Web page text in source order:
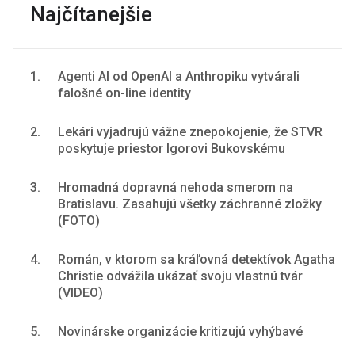
Najčítanejšie
1.
Agenti AI od OpenAI a Anthropiku vytvárali
falošné on-line identity
2.
Lekári vyjadrujú vážne znepokojenie, že STVR
poskytuje priestor Igorovi Bukovskému
3.
Hromadná dopravná nehoda smerom na
Bratislavu. Zasahujú všetky záchranné zložky
(FOTO)
4.
Román, v ktorom sa kráľovná detektívok Agatha
Christie odvážila ukázať svoju vlastnú tvár
(VIDEO)
5.
Novinárske organizácie kritizujú vyhýbavé